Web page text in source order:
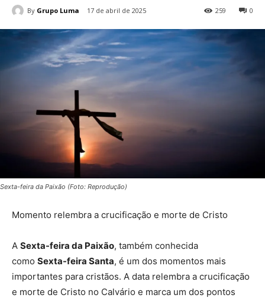
By Grupo Luma 17 de abril de 2025 0
259
Sexta-feira da Paixão (Foto: Reprodução)
Momento relembra a crucificação e morte de Cristo
A Sexta-feira da Paixão, também conhecida
como Sexta-feira Santa, é um dos momentos mais
importantes para cristãos. A data relembra a crucificação
e morte de Cristo no Calvário e marca um dos pontos